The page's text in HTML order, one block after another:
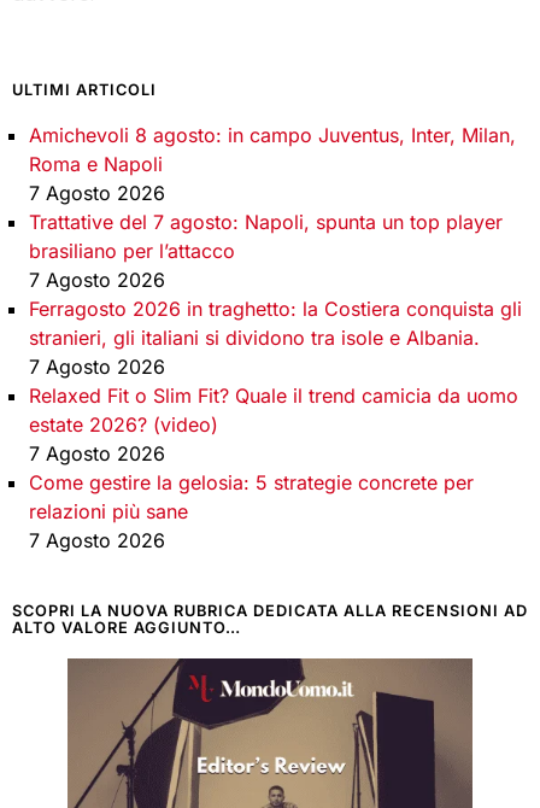
ULTIMI ARTICOLI
Amichevoli 8 agosto: in campo Juventus, Inter, Milan,
Roma e Napoli
7 Agosto 2026
Trattative del 7 agosto: Napoli, spunta un top player
brasiliano per l’attacco
7 Agosto 2026
Ferragosto 2026 in traghetto: la Costiera conquista gli
stranieri, gli italiani si dividono tra isole e Albania.
7 Agosto 2026
Relaxed Fit o Slim Fit? Quale il trend camicia da uomo
estate 2026? (video)
7 Agosto 2026
Come gestire la gelosia: 5 strategie concrete per
relazioni più sane
7 Agosto 2026
SCOPRI LA NUOVA RUBRICA DEDICATA ALLA RECENSIONI AD
ALTO VALORE AGGIUNTO…